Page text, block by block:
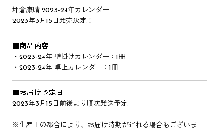
坪倉康晴 2023-24年カレンダー​
2023年3月15日発売決定！​
■商品内容
・2023-24年 壁掛けカレンダー：1冊
・2023-24年 卓上カレンダー：1冊
■お届け予定日
2023年3月15日前後より順次発送予定
※生産上の都合により、お届け時期が遅れる場合もございま